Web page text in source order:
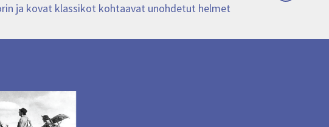
ja kovat klassikot kohtaavat unohdetut helmet